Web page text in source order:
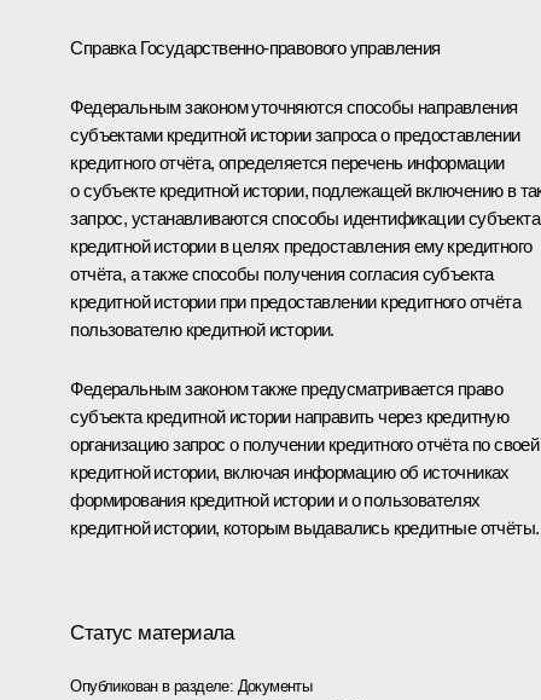
Справка Государственно-правового управления
Федеральным законом уточняются способы направления
субъектами кредитной истории запроса о предоставлении
кредитного отчёта, определяется перечень информации
о субъекте кредитной истории, подлежащей включению в
запрос, устанавливаются способы идентификации субъекта
кредитной истории в целях предоставления ему кредитного
отчёта, а также способы получения согласия субъекта
кредитной истории при предоставлении кредитного отчёта
пользователю кредитной истории.
Федеральным законом также предусматривается право
субъекта кредитной истории направить через кредитную
организацию запрос о получении кредитного отчёта по своей
кредитной истории, включая информацию об источниках
формирования кредитной истории и о пользователях
кредитной истории, которым выдавались кредитные отчёты.
Статус материала
Опубликован в разделе: Документы